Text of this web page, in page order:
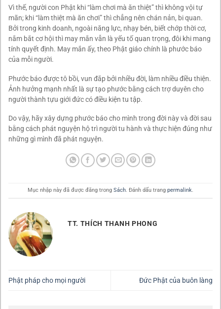
Vì thế, người con Phật khi “làm chơi mà ăn thiệt” thì không vội tự
mãn; khi “làm thiệt mà ăn chơi” thì chẳng nên chán nản, bi quan.
Bởi trong kinh doanh, ngoài năng lực, nhạy bén, biết chớp thời cơ,
nắm bắt cơ hội thì may mắn vẫn là yếu tố quan trọng, đôi khi mang
tính quyết định. May mắn ấy, theo Phật giáo chính là phước báo
của mỗi người.
Phước báo được tô bồi, vun đắp bởi nhiều đời, làm nhiều điều thiện.
Ảnh hưởng mạnh nhất là sự tạo phước bằng cách trợ duyên cho
người thành tựu giới đức có điều kiện tu tập.
Do vậy, hãy xây dựng phước báo cho mình trong đời này và đời sau
bằng cách phát nguyện hộ trì người tu hành và thực hiện đúng như
những gì mình đã phát nguyện.
Mục nhập này đã được đăng trong Sách. Đánh dấu trang permalink.
TT. THÍCH THANH PHONG
Phật pháp cho mọi người Đức Phật của buôn làng